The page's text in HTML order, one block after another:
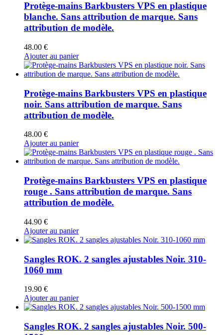
Protège-mains Barkbusters VPS en plastique
blanche. Sans attribution de marque. Sans
attribution de modèle.
48.00 €
Ajouter au panier
Protège-mains Barkbusters VPS en plastique
noir. Sans attribution de marque. Sans
attribution de modèle.
48.00 €
Ajouter au panier
Protège-mains Barkbusters VPS en plastique
rouge . Sans attribution de marque. Sans
attribution de modèle.
44.90 €
Ajouter au panier
Sangles ROK. 2 sangles ajustables Noir. 310-
1060 mm
19.90 €
Ajouter au panier
Sangles ROK. 2 sangles ajustables Noir. 500-